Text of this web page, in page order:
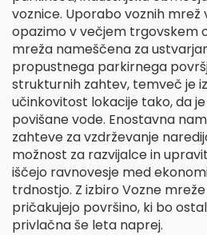
voznice. Uporabo voznih mrež
opazimo v večjem trgovskem
mreža nameščena za
propustnega parkirnega
strukturnih zahtev, temveč je
učinkovitost lokacije tako, da
povišane vode. Enostavna
zahteve za vzdrževanje
možnost za razvijalce in
iščejo ravnovesje med
trdnostjo. Z izbiro Vozne
pričakujejo površino, ki bo
privlačna še leta naprej.